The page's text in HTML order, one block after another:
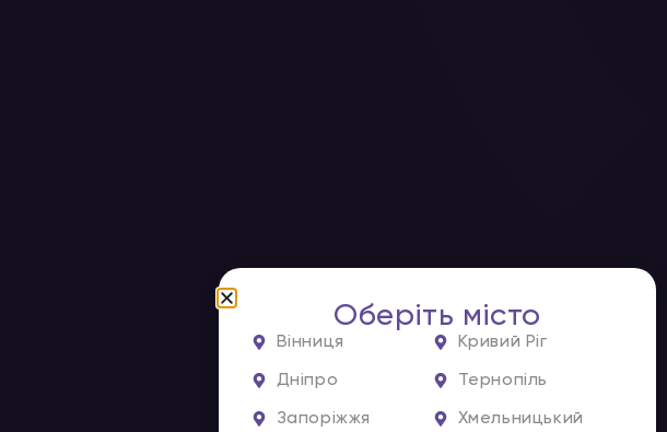
Оберіть місто
Вінниця
Дніпро
Запоріжжя
Кривий Ріг
Тернопіль
Хмельницький